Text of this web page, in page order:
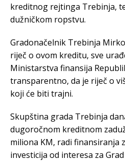
kreditnog rejtinga Trebinja,
dužničkom ropstvu.
Gradonačelnik Trebinja
riječ o ovom kreditu, sve
Ministarstva finansija
transparentno, da je riječ o
koji će biti trajni.
Skupština grada Trebinja
dugoročnom kreditnom
miliona KM, radi finansiranja
investicija od interesa za